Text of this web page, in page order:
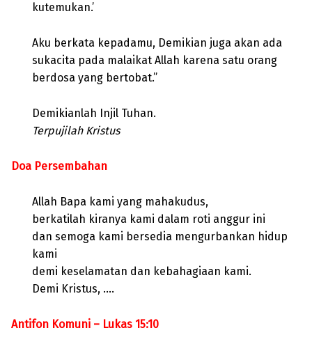
kutemukan.’
Aku berkata kepadamu, Demikian juga akan ada
sukacita pada malaikat Allah karena satu orang
berdosa yang bertobat.”
Demikianlah Injil Tuhan.
Terpujilah Kristus
Doa Persembahan
Allah Bapa kami yang mahakudus,
berkatilah kiranya kami dalam roti anggur ini
dan semoga kami bersedia mengurbankan hidup
kami
demi keselamatan dan kebahagiaan kami.
Demi Kristus, ….
Antifon Komuni – Lukas 15:10